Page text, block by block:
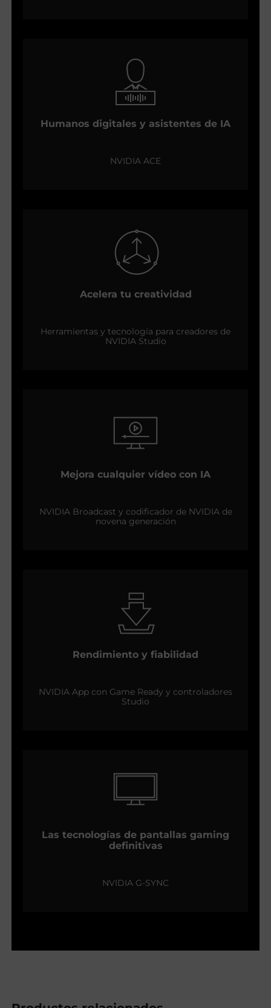
Humanos digitales y asistentes de IA
NVIDIA ACE
Acelera tu creatividad
Herramientas y tecnología para creadores de
NVIDIA Studio
Mejora cualquier vídeo con IA
NVIDIA Broadcast y codificador de NVIDIA de
novena generación
Rendimiento y fiabilidad
NVIDIA App con Game Ready y controladores
Studio
Las tecnologías de pantallas gaming
definitivas
NVIDIA G-SYNC